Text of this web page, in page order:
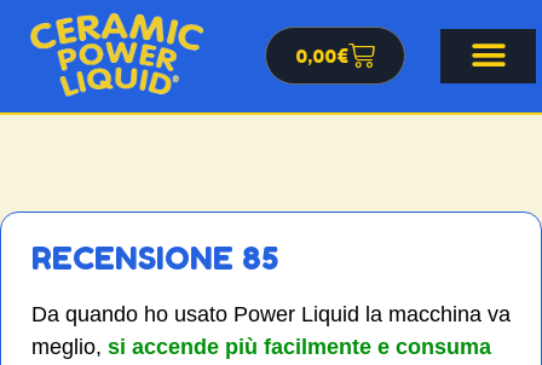
0,00€
RECENSIONE 85
Da quando ho usato Power Liquid la macchina va
meglio, si accende più facilmente e consuma